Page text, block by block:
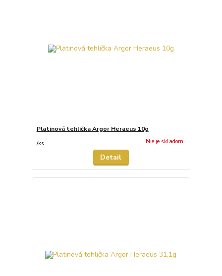
Platinová tehlička Argor Heraeus 10g
/ks Nie je skladom
Detail